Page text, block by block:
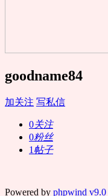
goodname84
加关注 写私信
0关注
0粉丝
1 帖子
Powered by phpwind v9.0